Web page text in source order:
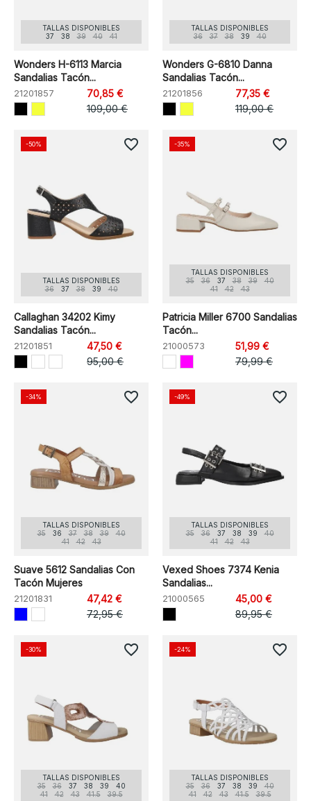
TALLAS DISPONIBLES
37
38 39 40 41
Wonders H-6113 Marcia
Sandalias Tacón...
21201857
70,85 €
109,00 €
TALLAS DISPONIBLES
36
37 38 39 40
Wonders G-6810 Danna
Sandalias Tacón...
21201856
77,35 €
119,00 €
TALLAS DISPONIBLES
36
37 38 39 40
Callaghan 34202 Kimy
Sandalias Tacón...
21201851
47,50 €
95,00 €
-50% favorite_border
TALLAS DISPONIBLES
35
36 37 38 39
40
41
42 43
Patricia Miller 6700 Sandalias
Tacón...
21000573
51,99 €
79,99 €
-35% favorite_border
TALLAS DISPONIBLES
35
36 37 38 39
40
41
42 43
Suave 5612 Sandalias Con
Tacón Mujeres
21201831
47,42 €
72,95 €
-34% favorite_border
TALLAS DISPONIBLES
35
36 37 38 39
40
41
42 43
Vexed Shoes 7374 Kenia
Sandalias...
21000565
45,00 €
89,95 €
-49% favorite_border
TALLAS DISPONIBLES
35
36 37 38 39
40
41
42 43 41.5 39.5
-30% favorite_border
TALLAS DISPONIBLES
35
36 37 38 39
40
41
42 43 41.5 39.5
-24% favorite_border